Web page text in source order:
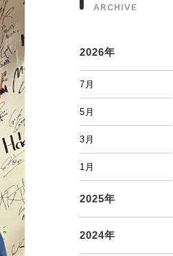
ARCHIVE
2026年
7月
5月
3月
1月
2025年
2024年